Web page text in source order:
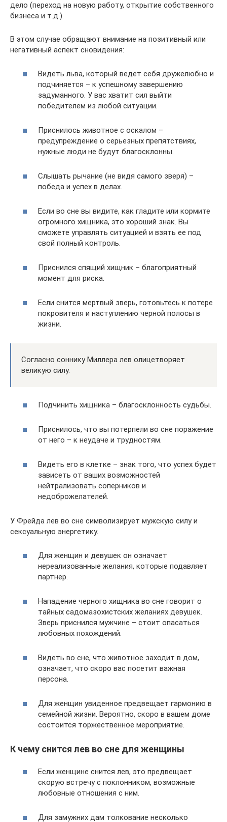
дело (переход на новую работу, открытие собственного
бизнеса и т.д.).
В этом случае обращают внимание на позитивный или
негативный аспект сновидения:
Видеть льва, который ведет себя дружелюбно и
подчиняется – к успешному завершению
задуманного. У вас хватит сил выйти
победителем из любой ситуации.
Приснилось животное с оскалом –
предупреждение о серьезных препятствиях,
нужные люди не будут благосклонны.
Слышать рычание (не видя самого зверя) –
победа и успех в делах.
Если во сне вы видите, как гладите или кормите
огромного хищника, это хороший знак. Вы
сможете управлять ситуацией и взять ее под
свой полный контроль.
Приснился спящий хищник – благоприятный
момент для риска.
Если снится мертвый зверь, готовьтесь к потере
покровителя и наступлению черной полосы в
жизни.
Согласно соннику Миллера лев олицетворяет
великую силу.
Подчинить хищника – благосклонность судьбы.
Приснилось, что вы потерпели во сне поражение
от него – к неудаче и трудностям.
Видеть его в клетке – знак того, что успех будет
зависеть от ваших возможностей
нейтрализовать соперников и
недоброжелателей.
У Фрейда лев во сне символизирует мужскую силу и
сексуальную энергетику.
Для женщин и девушек он означает
нереализованные желания, которые подавляет
партнер.
Нападение черного хищника во сне говорит о
тайных садомазохистских желаниях девушек.
Зверь приснился мужчине – стоит опасаться
любовных похождений.
Видеть во сне, что животное заходит в дом,
означает, что скоро вас посетит важная
персона.
Для женщин увиденное предвещает гармонию в
семейной жизни. Вероятно, скоро в вашем доме
состоится торжественное мероприятие.
К чему снится лев во сне для женщины
Если женщине снится лев, это предвещает
скорую встречу с поклонником, возможные
любовные отношения с ним.
Для замужних дам толкование несколько